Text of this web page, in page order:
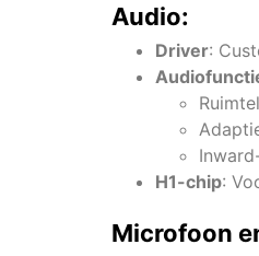
Audio:
Driver:
H1-chip:
Microfoon